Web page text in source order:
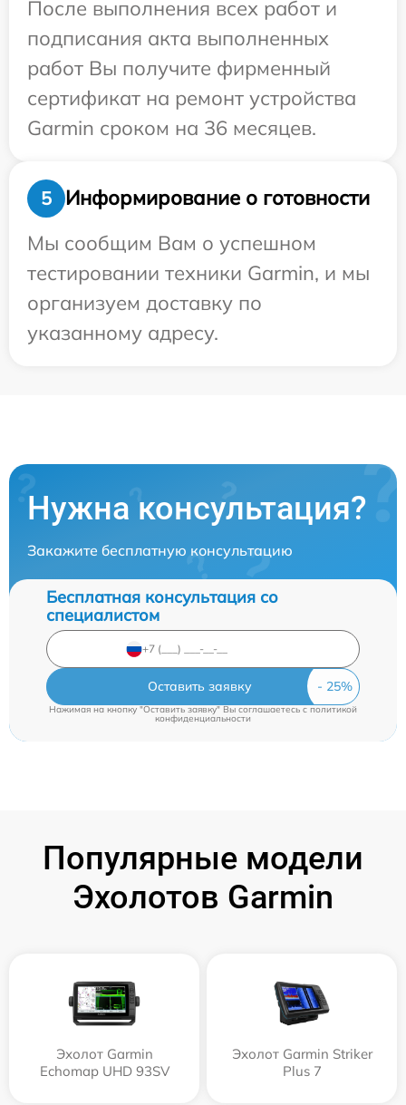
После выполнения всех работ и
подписания акта выполненных
работ Вы получите фирменный
сертификат на ремонт устройства
Garmin сроком на 36 месяцев.
5
Информирование о готовности
Мы сообщим Вам о успешном
тестировании техники Garmin, и мы
организуем доставку по
указанному адресу.
Нужна консультация?
Закажите бесплатную консультацию
Бесплатная консультация со
специалистом
Оставить заявку
Нажимая на кнопку "Оставить заявку" Вы соглашаетесь cполитикой
конфиденциальности
Популярные модели
Эхолотов Garmin
Эхолот Garmin
Echomap UHD 93SV
Эхолот Garmin Striker
Plus 7